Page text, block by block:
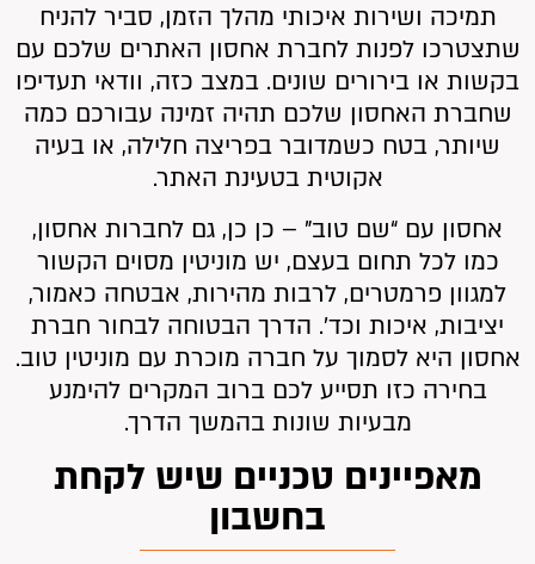
תמיכה ושירות איכותי מהלך הזמן, סביר להניח
שתצטרכו לפנות לחברת אחסון האתרים שלכם עם
בקשות או בירורים שונים. במצב כזה, וודאי תעדיפו
שחברת האחסון שלכם תהיה זמינה עבורכם כמה
שיותר, בטח כשמדובר בפריצה חלילה, או בעיה
אקוטית בטעינת האתר.
אחסון עם “שם טוב” – כן כן, גם לחברות אחסון,
כמו לכל תחום בעצם, יש מוניטין מסוים הקשור
למגוון פרמטרים, לרבות מהירות, אבטחה כאמור,
יציבות, איכות וכד’. הדרך הבטוחה לבחור חברת
אחסון היא לסמוך על חברה מוכרת עם מוניטין טוב.
בחירה כזו תסייע לכם ברוב המקרים להימנע
מבעיות שונות בהמשך הדרך.
מאפיינים טכניים שיש לקחת
בחשבון